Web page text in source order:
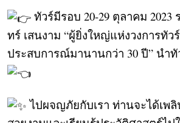
ทัวร์มีรอบ 20-29 ตุลาคม 2023
ทร์ เสนงาม “ผู้ยิ่งใหญ่แห่งวงการทั
ประสบการณ์มานานกว่า 30 ปี” นำทั
ไปผจญภัยกับเรา ท่านจะได้เพ